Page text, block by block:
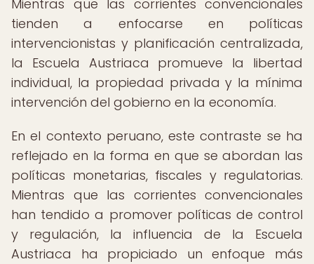
Mientras que las corrientes convencionales
tienden a enfocarse en políticas
intervencionistas y planificación centralizada,
la Escuela Austriaca promueve la libertad
individual, la propiedad privada y la mínima
intervención del gobierno en la economía.
En el contexto peruano, este contraste se ha
reflejado en la forma en que se abordan las
políticas monetarias, fiscales y regulatorias.
Mientras que las corrientes convencionales
han tendido a promover políticas de control
y regulación, la influencia de la Escuela
Austriaca ha propiciado un enfoque más